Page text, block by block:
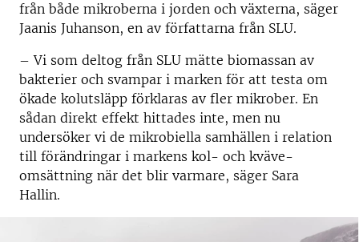
från både mikroberna i jorden och växterna, säger
Jaanis Juhanson, en av författarna från SLU.
–Vi som deltog från SLU mätte biomassan av
bakterier och svampar i marken för att testa om
ökade kolutsläpp förklaras av fler mikrober. En
sådan direkt effekt hittades inte, men nu
undersöker vi de mikrobiella samhällen i relation
till förändringar i markens kol- och kväve-
omsättning när det blir varmare, säger Sara
Hallin.